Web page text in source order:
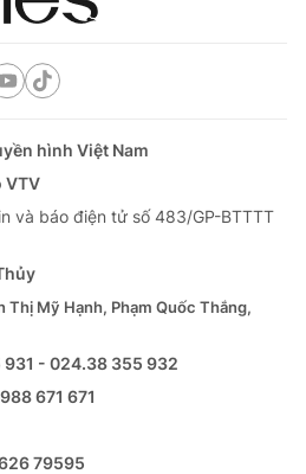
hình Việt Nam
VTV
và báo điện tử số 483/GP-BTTTT
Thị Mỹ Hạnh, Phạm Quốc Thắng,
- 024.38 355 932
671 671
79595